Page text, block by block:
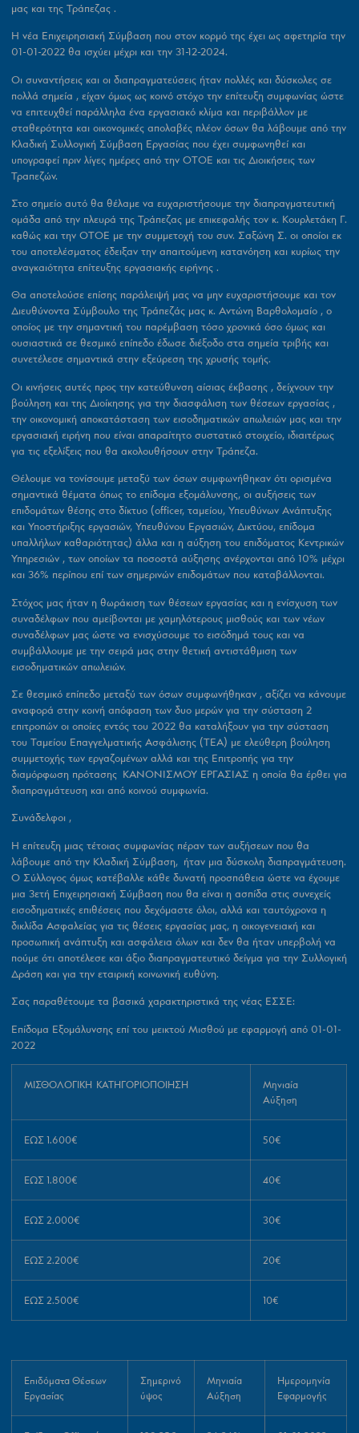
μας και της Τράπεζας .
Η νέα Επιχειρησιακή Σύμβαση που στον κορμό της έχει ως αφετηρία την
01-01-2022 θα ισχύει μέχρι και την 31-12-2024.
Οι συναντήσεις και οι διαπραγματεύσεις ήταν πολλές και δύσκολες σε
πολλά σημεία , είχαν όμως ως κοινό στόχο την επίτευξη συμφωνίας ώστε
να επιτευχθεί παράλληλα ένα εργασιακό κλίμα και περιβάλλον με
σταθερότητα και οικονομικές απολαβές πλέον όσων θα λάβουμε από την
Κλαδική Συλλογική Σύμβαση Εργασίας που έχει συμφωνηθεί και
υπογραφεί πριν λίγες ημέρες από την ΟΤΟΕ και τις Διοικήσεις των
Τραπεζών.
Στο σημείο αυτό θα θέλαμε να ευχαριστήσουμε την διαπραγματευτική
ομάδα από την πλευρά της Τράπεζας με επικεφαλής τον κ. Κουρλετάκη Γ.
καθώς και την ΟΤΟΕ με την συμμετοχή του συν. Σαξώνη Σ. οι οποίοι εκ
του αποτελέσματος έδειξαν την απαιτούμενη κατανόηση και κυρίως την
αναγκαιότητα επίτευξης εργασιακής ειρήνης .
Θα αποτελούσε επίσης παράλειψή μας να μην ευχαριστήσουμε και τον
Διευθύνοντα Σύμβουλο της Τράπεζάς μας κ. Αντώνη Βαρθολομαίο , ο
οποίος με την σημαντική του παρέμβαση τόσο χρονικά όσο όμως και
ουσιαστικά σε θεσμικό επίπεδο έδωσε διέξοδο στα σημεία τριβής και
συνετέλεσε σημαντικά στην εξεύρεση της χρυσής τομής.
Οι κινήσεις αυτές προς την κατεύθυνση αίσιας έκβασης , δείχνουν την
βούληση και της Διοίκησης για την διασφάλιση των θέσεων εργασίας ,
την οικονομική αποκατάσταση των εισοδηματικών απωλειών μας και την
εργασιακή ειρήνη που είναι απαραίτητο συστατικό στοιχείο, ιδιαιτέρως
για τις εξελίξεις που θα ακολουθήσουν στην Τράπεζα.
Θέλουμε να τονίσουμε μεταξύ των όσων συμφωνήθηκαν ότι ορισμένα
σημαντικά θέματα όπωςτο επίδομα εξομάλυνσης, οι αυξήσεις των
επιδομάτων θέσης στο δίκτυο (officer, ταμείου, Υπευθύνων Ανάπτυξης
και Υποστήριξης εργασιών, Υπευθύνου Εργασιών, Δικτύου, επίδομα
υπαλλήλων καθαριότητας) άλλα και η αύξηση του επιδόματος Κεντρικών
Υπηρεσιών , των οποίων τα ποσοστά αύξησης ανέρχονται από 10% μέχρι
και 36% περίπου επί των σημερινών επιδομάτων που καταβάλλονται.
Στόχος μας ήταν η θωράκιση των θέσεων εργασίας και η ενίσχυση των
συναδέλφων που αμείβονται με χαμηλότερους μισθούς και των νέων
συναδέλφων μας ώστε να ενισχύσουμε το εισόδημά τους και να
συμβάλλουμε με την σειρά μας στην θετική αντιστάθμιση των
εισοδηματικών απωλειών.
Σε θεσμικό επίπεδο μεταξύ των όσων συμφωνήθηκαν , αξίζει να κάνουμε
αναφορά στην κοινή απόφαση των δυο μερών για την σύσταση 2
επιτροπών οι οποίες εντός του 2022 θα καταλήξουν για την σύσταση
τουΤαμείου Επαγγελματικής Ασφάλισης (ΤΕΑ) με ελεύθερη βούληση
συμμετοχής των εργαζομένων αλλά και της Επιτροπής για την
διαμόρφωση πρότασης ΚΑΝΟΝΙΣΜΟΥ ΕΡΓΑΣΙΑΣ η οποία θα έρθει για
διαπραγμάτευση και από κοινού συμφωνία.
Συνάδελφοι ,
Η επίτευξη μιας τέτοιας συμφωνίας πέραν των αυξήσεων που θα
λάβουμε από την Κλαδική Σύμβαση, ήταν μια δύσκολη διαπραγμάτευση.
Ο Σύλλογος όμως κατέβαλλε κάθε δυνατή προσπάθεια ώστε να έχουμε
μια 3ετή Επιχειρησιακή Σύμβαση που θα είναι η ασπίδα στις συνεχείς
εισοδηματικές επιθέσεις που δεχόμαστε όλοι, αλλά και ταυτόχρονα η
δικλίδα Ασφαλείας για τις θέσεις εργασίας μας, η οικογενειακή και
προσωπική ανάπτυξη και ασφάλεια όλων και δεν θα ήταν υπερβολή να
πούμε ότι αποτέλεσε και άξιο διαπραγματευτικό δείγμα για την Συλλογική
Δράση και για την εταιρική κοινωνική ευθύνη.
Σας παραθέτουμε τα βασικά χαρακτηριστικά της νέας ΕΣΣΕ:
Επίδομα Εξομάλυνσης επί του μεικτού Μισθού με εφαρμογή από 01-01-
2022
ΜΙΣΘΟΛΟΓΙΚΗ ΚΑΤΗΓΟΡΙΟΠΟΙΗΣΗ
Μηνιαία
Αύξηση
ΕΩΣ 1.600€ 50€
ΕΩΣ 1.800€ 40€
ΕΩΣ 2.000€ 30€
ΕΩΣ 2.200€ 20€
ΕΩΣ 2.500€ 10€
Επιδόματα Θέσεων
Εργασίας
Σημερινό
ύψος
Μηνιαία
Αύξηση
Ημερομηνία
Εφαρμογής